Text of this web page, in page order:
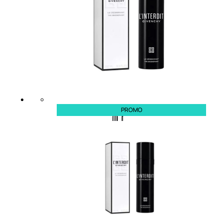
speciali
unghie
TRATTAMENTI
Trattamento Viso Antieta
Trattamento Viso 24 Ore
Trattamento Viso Bb E Cc
PROMO